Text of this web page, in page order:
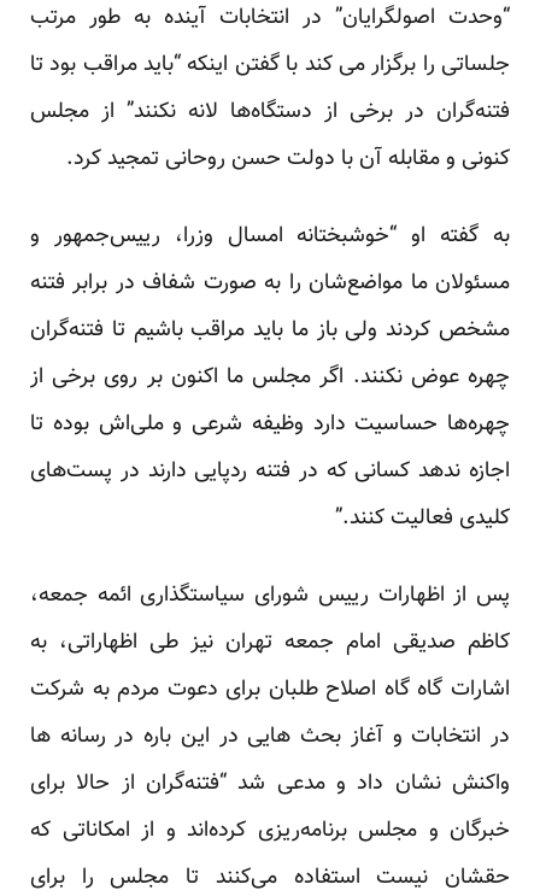
“وحدت اصولگرایان” در انتخابات آینده به طور مرتب
جلساتی را برگزار می کند با گفتن اینکه “باید مراقب بود تا
فتنه‌گران در برخی از دستگاه‌ها لانه نکنند” از مجلس
کنونی و مقابله آن با دولت حسن روحانی تمجید کرد.
به گفته او “خوشبختانه امسال وزرا، رییس‌جمهور و
مسئولان ما مواضع‌شان را به صورت شفاف در برابر فتنه
مشخص کردند ولی باز ما باید مراقب باشیم تا فتنه‌گران
چهره عوض نکنند. اگر مجلس ما اکنون بر روی برخی از
چهره‌ها حساسیت دارد وظیفه شرعی و ملی‌اش بوده تا
اجازه ندهد کسانی که در فتنه ردپایی دارند در پست‌های
کلیدی فعالیت کنند.”
پس از اظهارات رییس شورای سیاستگذاری ائمه جمعه،
کاظم صدیقی امام جمعه تهران نیز طی اظهاراتی، به
اشارات گاه گاه اصلاح طلبان برای دعوت مردم به شرکت
در انتخابات و آغاز بحث هایی در این باره در رسانه ها
واکنش نشان داد و مدعی شد “فتنه‌گران از حالا برای
خبرگان و مجلس برنامه‌ریزی کرده‌اند و از امکاناتی که
حقشان نیست استفاده می‌کنند تا مجلس را برای